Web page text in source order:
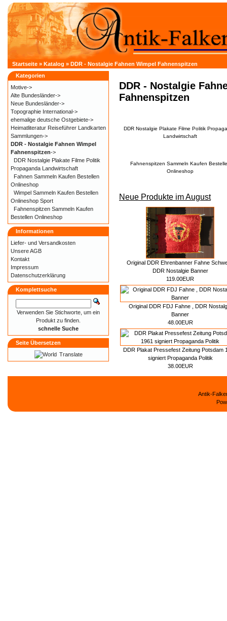
Startseite » Katalog » DDR - Nostalgie Fahnen Wimpel Fahnenspitzen
DDR - Nostalgie
Fahnenspitzen
DDR Nostalgie Plakate Filme Politik
Landwirtschaft
Fahnenspitzen Sammeln Kaufen
Onlineshop
Neue Produkte im August
Original DDR Ehrenbanner Fahne
DDR Nostalgie Banner
119.00EUR
Original DDR FDJ Fahne , DDR
Banner
48.00EUR
DDR Plakat Pressefest Zeitung Potsdam
signiert Propaganda Politik
38.00EUR
Kategorien
Motive->
Alte Bundesländer->
Neue Bundesländer->
Topographie International->
ehemalige deutsche Ostgebiete->
Heimatliteratur Reiseführer Landkarten
Sammlungen->
DDR - Nostalgie Fahnen Wimpel
Fahnenspitzen->
DDR Nostalgie Plakate Filme Politik
Propaganda Landwirtschaft
Fahnen Sammeln Kaufen Bestellen
Onlineshop
Wimpel Sammeln Kaufen Bestellen
Onlineshop Sport
Fahnenspitzen Sammeln Kaufen
Bestellen Onlineshop
Informationen
Liefer- und Versandkosten
Unsere AGB
Kontakt
Impressum
Datenschutzerklärung
Komplettsuche
Verwenden Sie Stichworte, um ein
Produkt zu finden.
schnelle Suche
Seite Übersetzen
Translate
Antik-